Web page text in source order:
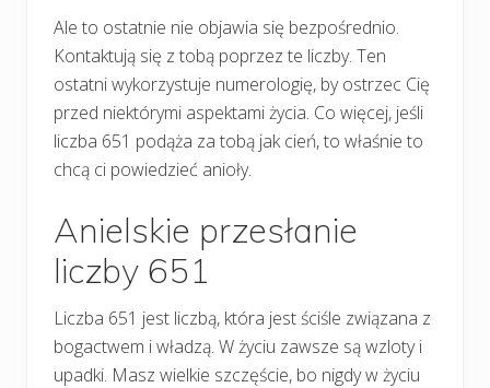
Ale to ostatnie nie objawia się bezpośrednio.
Kontaktują się z tobą poprzez te liczby. Ten
ostatni wykorzystuje numerologię, by ostrzec Cię
przed niektórymi aspektami życia. Co więcej, jeśli
liczba 651 podąża za tobą jak cień, to właśnie to
chcą ci powiedzieć anioły.
Anielskie przesłanie
liczby 651
Liczba 651 jest liczbą, która jest ściśle związana z
bogactwem i władzą. W życiu zawsze są wzloty i
upadki. Masz wielkie szczęście, bo nigdy w życiu